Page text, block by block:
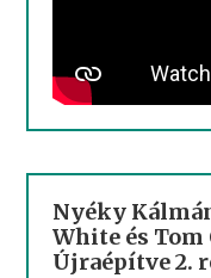
Nyéky
White és Tom
Újraépítve 2.